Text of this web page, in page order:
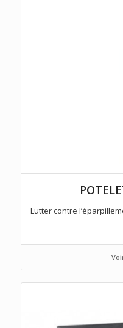
Lutter contre